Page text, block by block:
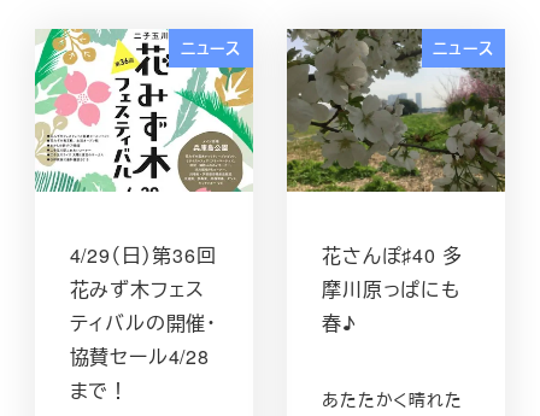
ニュース
4/29（日）第36回
花みず木フェス
ティバルの開催・
協賛セール4/28
まで！
ニュース
花さんぽ♯40 多
摩川原っぱにも
春♪
あたたかく晴れた